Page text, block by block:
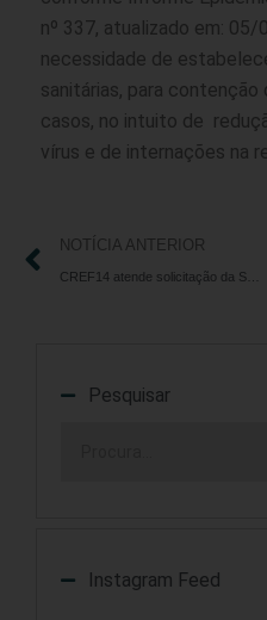
nº 337, atualizado em:
necessidade de
sanitárias, para
casos, no intuito de
vírus e de internações na
NOTÍCIA ANTERIOR
Pesquisar
Instagram Feed